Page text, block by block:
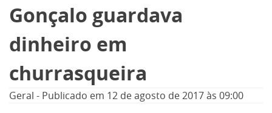
Cidades
Política
Opinião
Informe especial
Gonçalo guardava
dinheiro em
churrasqueira
Geral - Publicado em 12 de agosto de 2017às 09:00